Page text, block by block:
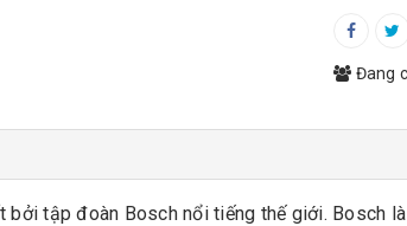
Đang
bởi tập đoàn Bosch nổi tiếng thế giới. Bosch